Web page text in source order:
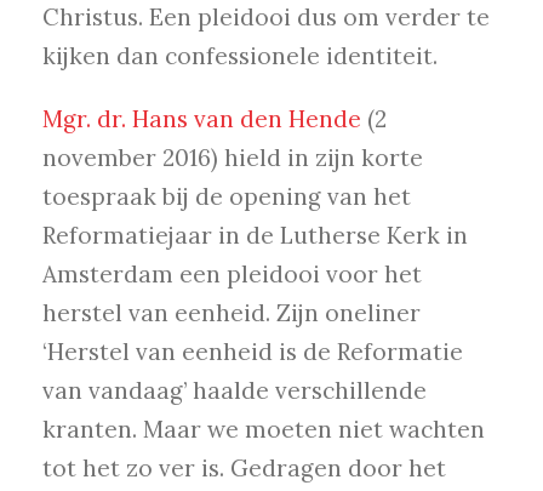
Christus. Een pleidooi dus om verder te
kijken dan confessionele identiteit.
Mgr. dr. Hans van den Hende (2
november 2016) hield in zijn korte
toespraak bij de opening van het
Reformatiejaar in de Lutherse Kerk in
Amsterdam een pleidooi voor het
herstel van eenheid. Zijn oneliner
‘Herstel van eenheid is de Reformatie
van vandaag’ haalde verschillende
kranten. Maar we moeten niet wachten
tot het zo ver is. Gedragen door het